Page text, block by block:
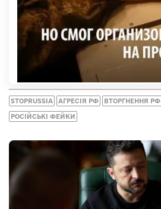
STOPRUSSIA АГРЕСІЯ РФ ВТОРГНЕННЯ РФ
РОСІЙСЬКІ ФЕЙКИ